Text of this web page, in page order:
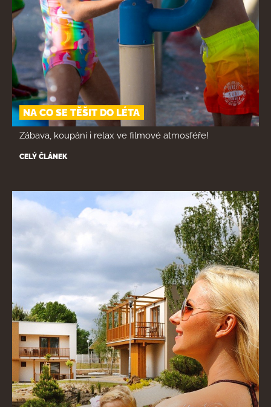
NA CO SE TĚŠIT DO LÉTA
Zábava, koupání i relax ve filmové atmosféře!
CELÝ ČLÁNEK